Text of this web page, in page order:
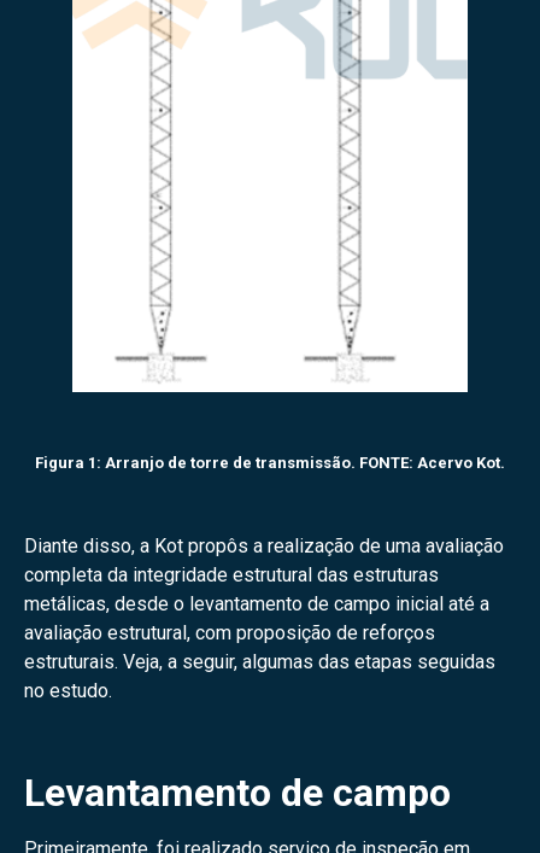
Figura 1: Arranjo de torre de transmissão. FONTE: Acervo Kot.
Diante disso, a Kot propôs a realização de uma avaliação
completa da integridade estrutural das estruturas
metálicas, desde o levantamento de campo inicial até a
avaliação estrutural, com proposição de reforços
estruturais. Veja, a seguir, algumas das etapas seguidas
no estudo.
Levantamento de campo
Primeiramente, foi realizado serviço de inspeção em